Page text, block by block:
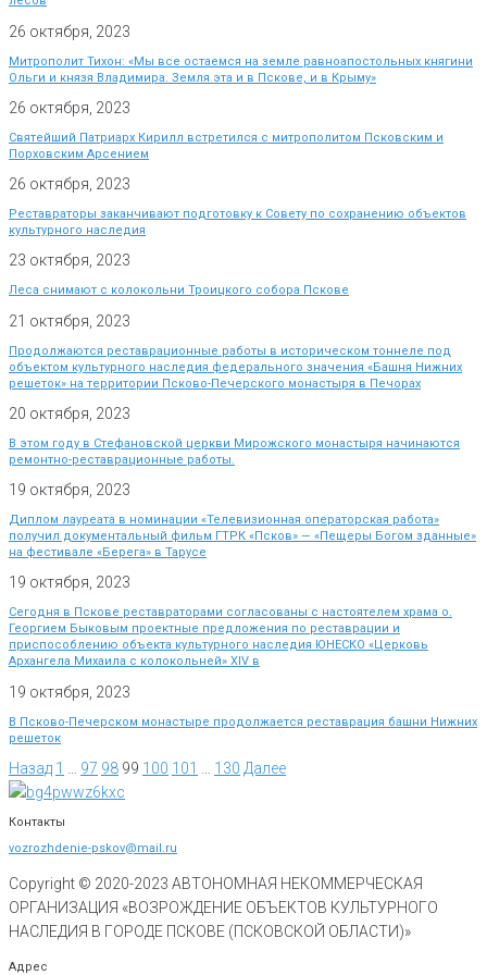
26 октября, 2023
Митрополит Тихон: «Мы все остаемся на земле равноапостольных княгини
Ольги и князя Владимира. Земля эта и в Пскове, и в Крыму»
26 октября, 2023
Святейший Патриарх Кирилл встретился с митрополитом Псковским и
Порховским Арсением
26 октября, 2023
Реставраторы заканчивают подготовку к Совету по сохранению объектов
культурного наследия
23 октября, 2023
Леса снимают с колокольни Троицкого собора Пскове
21 октября, 2023
Продолжаются реставрационные работы в историческом тоннеле под
объектом культурного наследия федерального значения «Башня Нижних
решеток» на территории Псково-Печерского монастыря в Печорах
20 октября, 2023
В этом году в Стефановской церкви Мирожского монастыря начинаются
ремонтно-реставрационные работы.
19 октября, 2023
Диплом лауреата в номинации «Телевизионная операторская работа»
получил документальный фильм ГТРК «Псков» — «Пещеры Богом зданные»
на фестивале «Берега» в Тарусе
19 октября, 2023
Сегодня в Пскове реставраторами согласованы с настоятелем храма о.
Георгием Быковым проектные предложения по реставрации и
приспособлению объекта культурного наследия ЮНЕСКО «Церковь
Архангела Михаила с колокольней» XIV в
19 октября, 2023
В Псково-Печерском монастыре продолжается реставрация башни Нижних
решеток
Назад 1 97 98 99 100 101 130 Далее
Контакты
vozrozhdenie-pskov@mail.ru
Copyright © 2020-2023 АВТОНОМНАЯ НЕКОММЕРЧЕСКАЯ
ОРГАНИЗАЦИЯ «ВОЗРОЖДЕНИЕ ОБЪЕКТОВ КУЛЬТУРНОГО
НАСЛЕДИЯ В ГОРОДЕ ПСКОВЕ (ПСКОВСКОЙ ОБЛАСТИ)»
Адрес